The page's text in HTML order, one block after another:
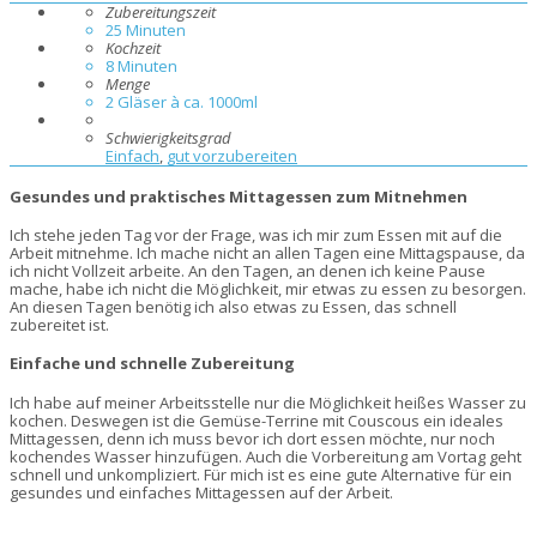
Zubereitungszeit
25 Minuten
Kochzeit
8Minuten
Menge
2 Gläser à ca. 1000ml
Schwierigkeitsgrad
Einfach, gut vorzubereiten
Gesundes und praktisches Mittagessen zum Mitnehmen
Ich stehe jeden Tag vor der Frage, was ich mir zum Essen mit auf die
Arbeit mitnehme. Ich mache nicht an allen Tagen eine Mittagspause, da
ich nicht Vollzeit arbeite. An den Tagen, an denen ich keine Pause
mache, habe ich nicht die Möglichkeit, mir etwas zu essen zu besorgen.
An diesen Tagen benötig ich also etwas zu Essen, das schnell
zubereitet ist.
Einfache und schnelle Zubereitung
Ich habe auf meiner Arbeitsstelle nur die Möglichkeit heißes Wasser zu
kochen. Deswegen ist die Gemüse-Terrine mit Couscous ein ideales
Mittagessen, denn ich muss bevor ich dort essen möchte, nur noch
kochendes Wasser hinzufügen. Auch die Vorbereitung am Vortag geht
schnell und unkompliziert. Für mich ist es eine gute Alternative für ein
gesundes und einfaches Mittagessen auf der Arbeit.